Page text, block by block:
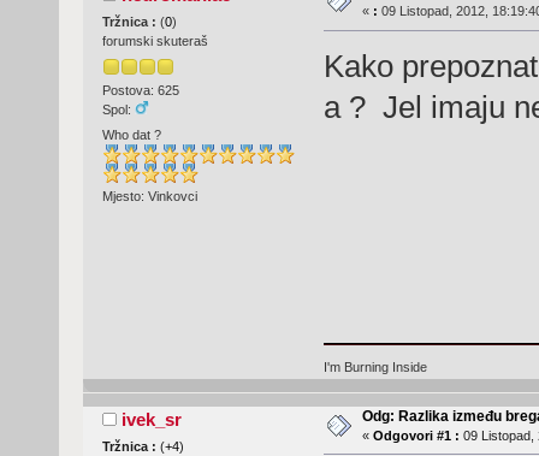
Tržnica : (0)
forumski skuteraš
Postova: 625
Spol:
Who dat ?
Mjesto: Vinkovci
« : 09 Listopad, 2012,
Kako
a ? Jel imaju
I'm Burning Inside
ivek_sr
Tržnica : (+4)
Odg: Razlika između
« Odgovori #1 : 09 Listopad,